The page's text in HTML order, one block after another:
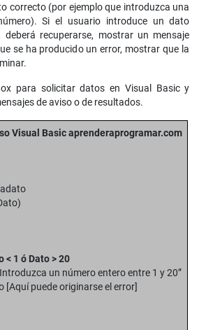
correcto (por ejemplo que introduzca una
Si el usuario introduce un dato
deberá recuperarse, mostrar un mensaje
se ha producido un error, mostrar que la
para solicitar datos en Visual Basic y
de aviso o de resultados.
Visual Basic aprenderaprogramar.com
< 1 ó Dato > 20
un número entero entre 1 y 20”
[Aquí puede originarse el error]